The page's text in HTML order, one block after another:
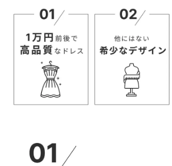
@pourvousdress
――――